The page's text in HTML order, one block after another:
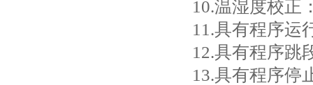
10.温湿度校正
11.具有程序运
12.具有程序跳
13.具有程序停